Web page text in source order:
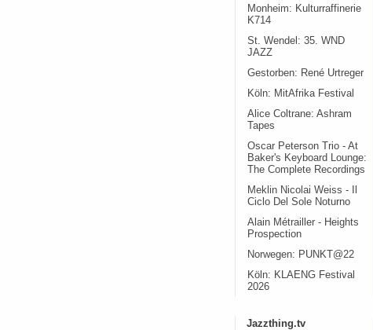
Monheim: Kulturraffinerie
K714
St. Wendel: 35. WND
JAZZ
Gestorben: René Urtreger
Köln: MitAfrika Festival
Alice Coltrane: Ashram
Tapes
Oscar Peterson Trio - At
Baker's Keyboard Lounge:
The Complete Recordings
Meklin Nicolai Weiss - Il
Ciclo Del Sole Noturno
Alain Métrailler - Heights
Prospection
Norwegen: PUNKT@22
Köln: KLAENG Festival
2026
Jazzthing.tv